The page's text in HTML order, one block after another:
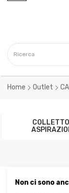
Home Outlet
Non ci sono